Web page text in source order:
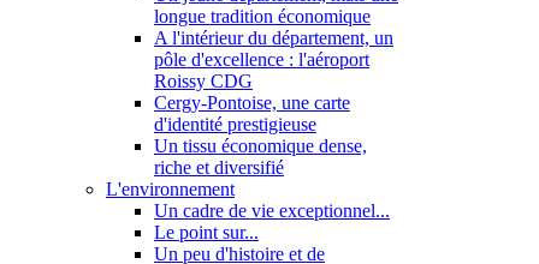
longue tradition économique
A l'intérieur du département, un
pôle d'excellence : l'aéroport
Roissy CDG
Cergy-Pontoise, une carte
d'identité prestigieuse
Un tissu économique dense,
riche et diversifié
L'environnement
Un cadre de vie exceptionnel...
Le point sur...
Un peu d'histoire et de